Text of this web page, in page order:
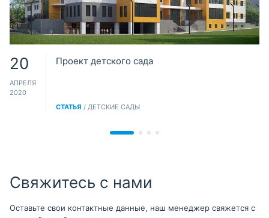
20
АПРЕЛЯ
2020
Проект детского сада
СТАТЬЯ / ДЕТСКИЕ САДЫ
Свяжитесь с нами
Оставьте свои контактные данные, наш менеджер свяжется с